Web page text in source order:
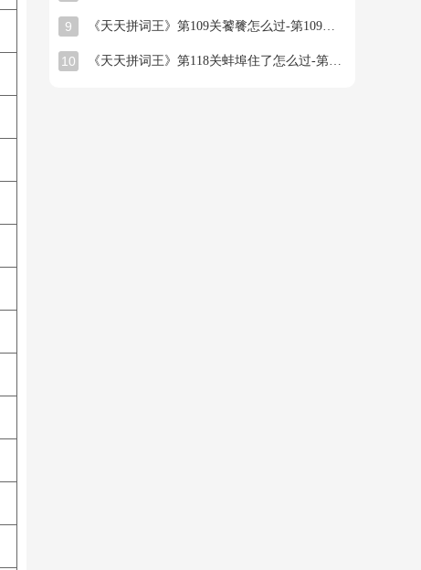
9 《天天拼词王》第109关饕餮怎么过-第109关饕餮找出22个常用字图文攻略
10 《天天拼词王》第118关蚌埠住了怎么过-第118关蚌埠住了找出25个常用字图文攻略